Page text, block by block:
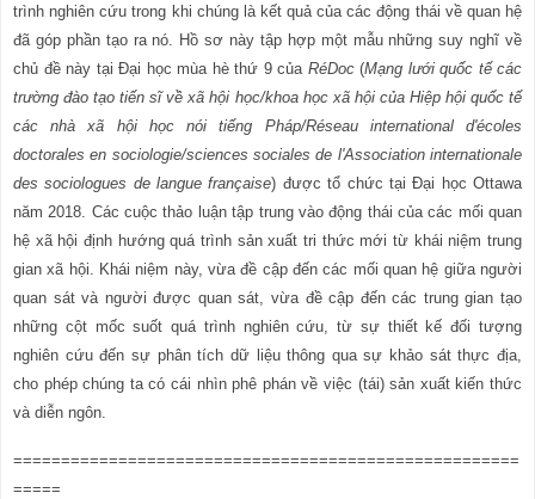
trình nghiên cứu trong khi chúng là kết quả của các động thái về quan hệ
đã góp phần tạo ra nó. Hồ sơ này tập hợp một mẫu những suy nghĩ về
chủ đề này tại Đại học mùa hè thứ 9 của RéDoc(Mạng lưới quốc tế các
trường đào tạo tiến sĩ về xã hội học/khoa học xã hội của Hiệp hội quốc tế
các nhà xã hội học nói tiếng Pháp/Réseau international d'écoles
doctorales en sociologie/sciences sociales de l'Association internationale
des sociologues de langue française) được tổ chức tại Đại học Ottawa
năm 2018. Các cuộc thảo luận tập trung vào động thái của các mối quan
hệ xã hội định hướng quá trình sản xuất tri thức mới từ khái niệm trung
gian xã hội. Khái niệm này, vừa đề cập đến các mối quan hệ giữa người
quan sát và người được quan sát, vừa đề cập đến các trung gian tạo
những cột mốc suốt quá trình nghiên cứu, từ sự thiết kế đối tượng
nghiên cứu đến sự phân tích dữ liệu thông qua sự khảo sát thực địa,
cho phép chúng ta có cái nhìn phê phán về việc (tái) sản xuất kiến thức
và diễn ngôn.
=====================================================
=====